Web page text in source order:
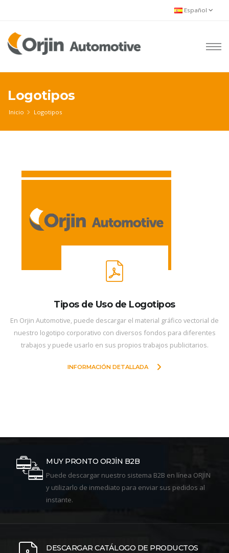
Español
Logotipos
Inicio Logotipos
Tipos de Uso de Logotipos
En Orjin Automotive, puede descargar el material gráfico vectorial de
nuestro logotipo corporativo con diversos fondos para diferentes
trabajos y puede usarlo en sus propios trabajos publicitarios.
INFORMACIÓN DETALLADA
MUY PRONTO ORJİN B2B
Puede descargar nuestro sistema B2B en línea ORJİN
y utilizarlo de inmediato para enviar sus pedidos al
instante.
DESCARGAR CATÁLOGO DE PRODUCTOS